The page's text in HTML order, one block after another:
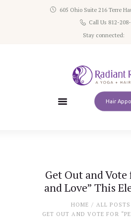
605 Ohio Suite 216 Terre
Call Us 812-
Stay connected:
Hair
Get Out and Vote
and Love” This
HOME ALL POSTS
GET OUT AND VOTE FOR
Home
Schedule
Pricing
About
Contact